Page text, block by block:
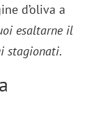
d’oliva a
esaltarne il
stagionati.